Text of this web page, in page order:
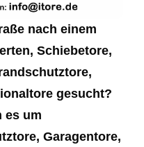
nach einem
Schiebetore,
gesucht?
es um
Garagentore,